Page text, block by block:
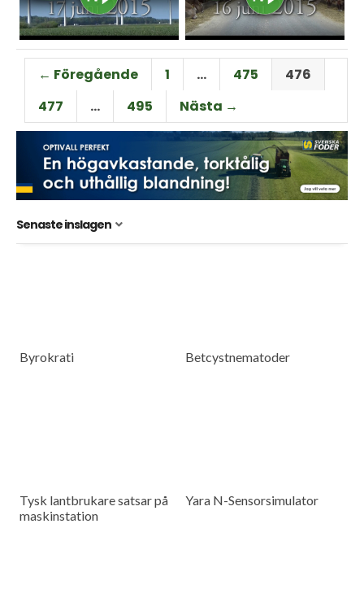
← Föregående 1 … 475
476
477
… 495 Nästa →
Senaste inslagen
Byrokrati Betcystnematoder
Tysk lantbrukare satsar på
maskinstation
Yara N-Sensorsimulator